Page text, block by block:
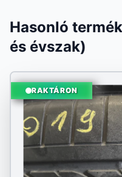
Hasonló
és évszak)
RAKTÁRON